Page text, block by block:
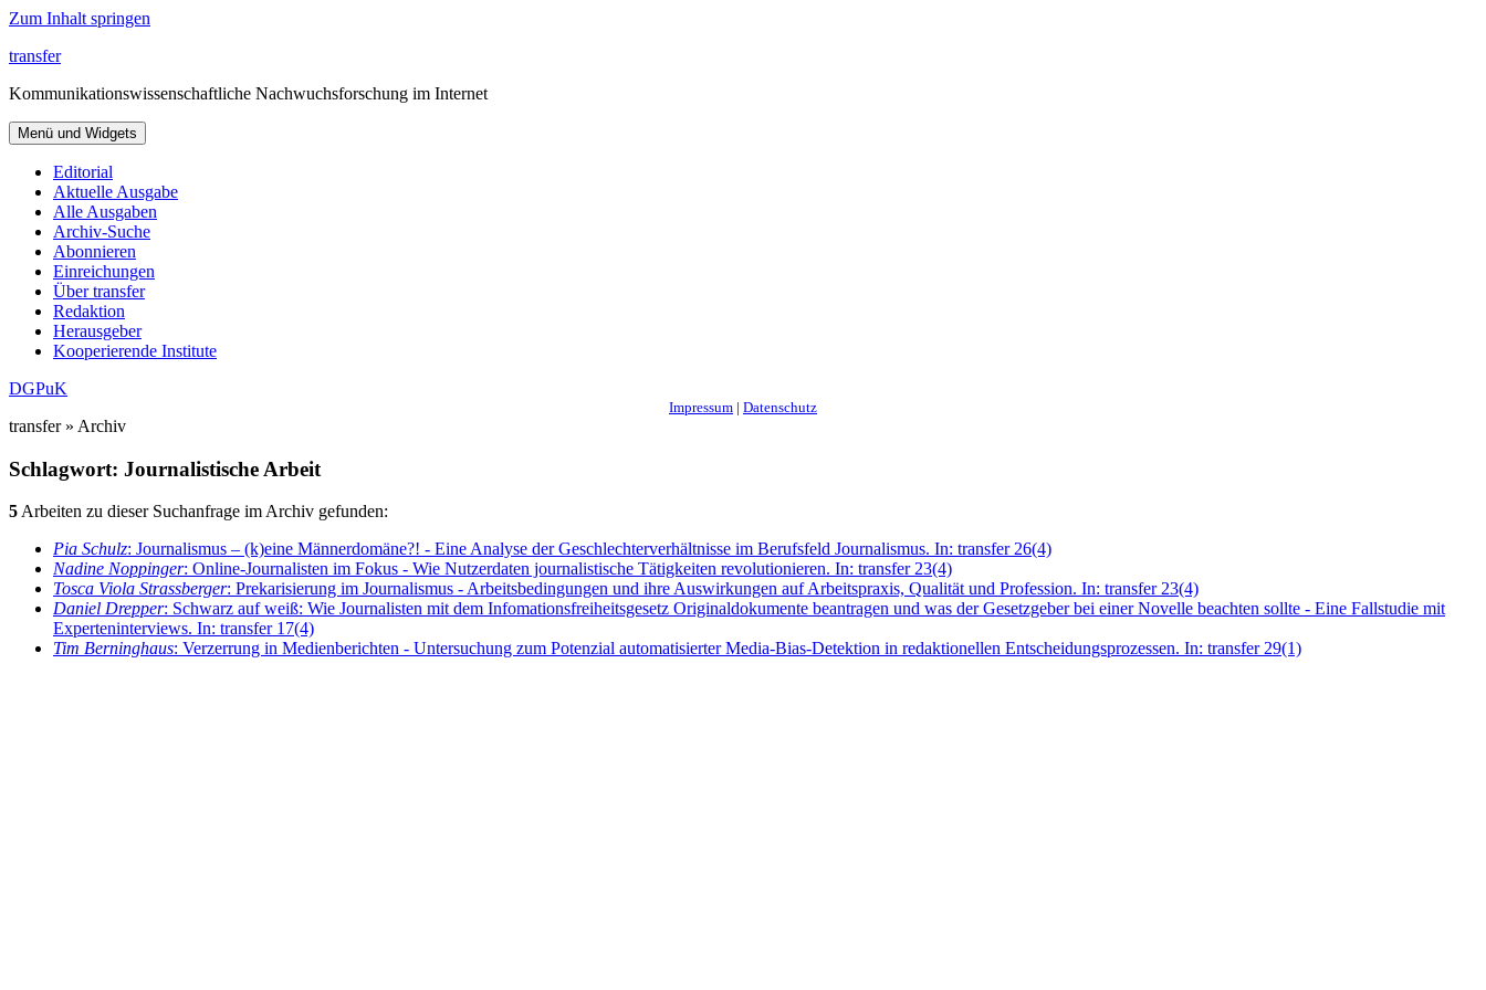
Zum Inhalt springen
transfer
Kommunikationswissenschaftliche Nachwuchsforschung im Internet
Menü und Widgets
Editorial
Aktuelle Ausgabe
Alle Ausgaben
Archiv-Suche
Abonnieren
Einreichungen
Über transfer
Redaktion
Herausgeber
Kooperierende Institute
DGPuK
Impressum | Datenschutz
transfer » Archiv
Schlagwort: Journalistische Arbeit
5Arbeiten zu dieser Suchanfrage im Archiv gefunden:
Pia Schulz: Journalismus – (k)eine Männerdomäne?! - Eine Analyse der Geschlechterverhältnisse im Berufsfeld Journalismus. In: transfer 26(4)
Nadine Noppinger: Online-Journalisten im Fokus - Wie Nutzerdaten journalistische Tätigkeiten revolutionieren. In: transfer 23(4)
Tosca Viola Strassberger: Prekarisierung im Journalismus - Arbeitsbedingungen und ihre Auswirkungen auf Arbeitspraxis, Qualität und Profession. In: transfer 23(4)
Daniel Drepper: Schwarz auf weiß: Wie Journalisten mit dem Infomationsfreiheitsgesetz Originaldokumente beantragen und was der Gesetzgeber bei einer Novelle beachten sollte - Eine Fallstudie mit
Experteninterviews. In: transfer 17(4)
Tim Berninghaus: Verzerrung in Medienberichten - Untersuchung zum Potenzial automatisierter Media-Bias-Detektion in redaktionellen Entscheidungsprozessen. In: transfer 29(1)